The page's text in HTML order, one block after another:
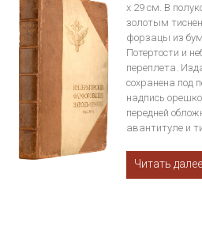
х 29 см. В
золотым
форзацы из
Потертости и
переплета.
сохранена под
надпись
передней
авантитуле и
Читать далее